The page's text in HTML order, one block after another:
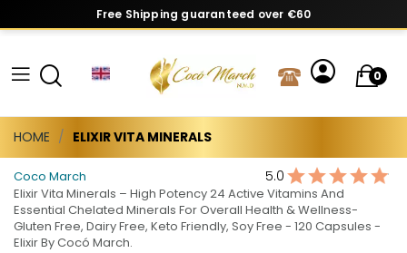
Free Shipping guaranteed over €60
0
HOME ELIXIR VITA MINERALS
Coco March 5.0
Elixir Vita Minerals – High Potency 24 Active Vitamins And
Essential Chelated Minerals For Overall Health & Wellness-
Gluten Free, Dairy Free, Keto Friendly, Soy Free - 120 Capsules -
Elixir By Cocó March.